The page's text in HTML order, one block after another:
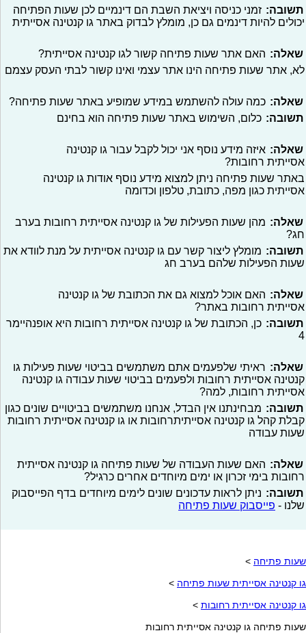
תשובה: זמני כניסה ויציאת השבת הם דינמיים לכן שעות הפתיחה
יכולים להיות דינמים גם כן, מומלץ לבדוק באתר גו קנטינה אסייתית
שאלה: האם אתר שעות פתיחה קשור לגו קנטינה אסייתית?
לא, אתר שעות פתיחה הינו אתר עצמי ואינו קשור לבתי העסק עצמם
שאלה: כמה עולה להשתמש במידע שמופיע באתר שעות פתיחה?
תשובה: כלום, השימוש באתר שעות פתיחה הוא בחינם
שאלה: איזה מידע נוסף אני יכול לקבל עבור גו קנטינה
אסייתית רחובות?
באתר שעות פתיחה ניתן למצוא מידע נוסף אודות גו קנטינה
אסייתית כגון מפה, כתובת, טלפון וכדומה
שאלה: מהן שעות הפעילות של גו קנטינה אסייתית רחובות בערב
חג?
תשובה: מומלץ ליצור קשר עם גו קנטינה אסייתית על מנת לוודא את
שעות הפעילות שלהם בערב חג
שאלה: האם אוכל למצוא גם את הכתובת של גו קנטינה
אסייתית רחובות באתר?
תשובה: כן, הכתובת של גו קנטינה אסייתית רחובות היא אופנהיימר
4
שאלה: ראיתי שלפעמים אתם משתמשים בביטוי שעות פעילות גו
קנטינה אסייתית רחובות ולפעמים בביטוי שעות עבודה גו קנטינה
אסייתית רחובות, למה?
תשובה: מבחינתנו אין הבדל, אנחנו משתמשים בביטויים שונים כגון
קבלת קהל גו קנטינה אסייתיתרחובות או גו קנטינה אסייתית רחובות
שעות עבודה
שאלה: האם שעות העבודה של שעות פתיחה גו קנטינה אסייתית
רחובות בימי זכרון או ימים מיוחדים אחרים כרגיל?
תשובה: ניתן לראות עדכונים שונים לימים מיוחדים בדף הפייסבוק
שלנו - פייסבוק שעות פתיחה
שעות פתיחה >
גו קנטינה אסייתית שעות פתיחה >
גו קנטינה אסייתית רחובות >
שעות פתיחה גו קנטינה אסייתית רחובות